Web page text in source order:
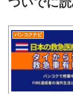
バンコクナビ